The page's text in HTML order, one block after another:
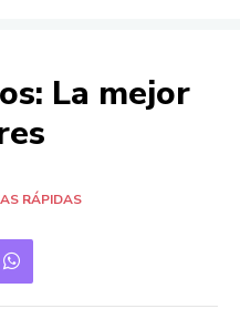
La mejor
RÁPIDAS